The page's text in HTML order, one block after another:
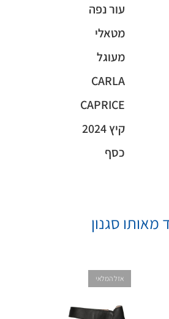
עור נפה
מטאלי
מעוגל
CARLA
CAPRICE
קיץ 2024
כסף
מאותו סגנון
אזל המלאי